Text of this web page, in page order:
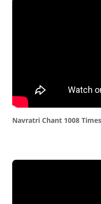
Navratri Chant 1008 Times